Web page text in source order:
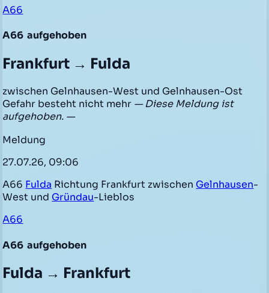
A66
A66 aufgehoben
Frankfurt → Fulda
zwischen Gelnhausen-West und Gelnhausen-Ost
Gefahr besteht nicht mehr — Diese Meldung ist
aufgehoben. —
Meldung
27.07.26, 09:06
A66 Fulda Richtung Frankfurt zwischen Gelnhausen-
West und Gründau-Lieblos
A66
A66 aufgehoben
Fulda → Frankfurt